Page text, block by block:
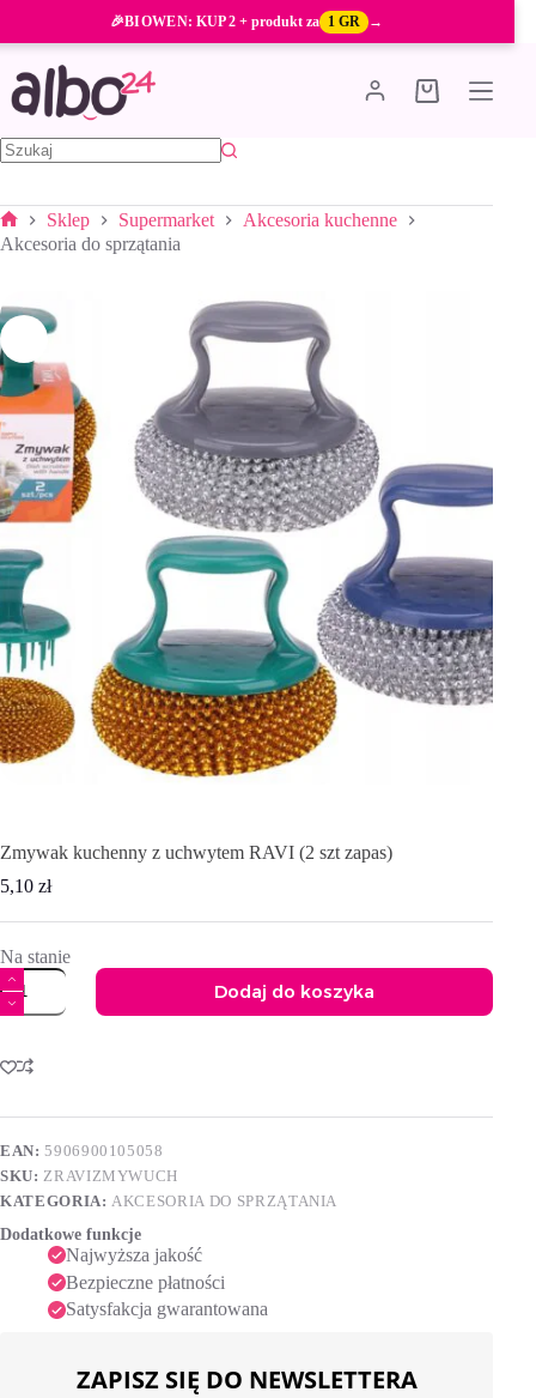
treści
🎉BIOWEN: KUP 2 + produkt za 1 GR →
Koszyk
Strona
Sklep Supermarket
Akcesoria kuchenne
Akcesoria do sprzątania
Zmywak kuchenny z uchwytem RAVI (2 szt zapas)
5,10 zł
Na stanie
ilość
Zmywak
kuchenny
uchwytem
RAVI
szt
Dodaj do koszyka
t
r
a
t
i
e
EAN:5906900105058
SKU: ZRAVIZMYWUCH
KATEGORIA: AKCESORIA DO SPRZĄTANIA
Dodatkowe funkcje
Najwyższa jakość
Bezpieczne płatności
Satysfakcja gwarantowana
ZAPISZ SIĘ DO NEWSLETTERA